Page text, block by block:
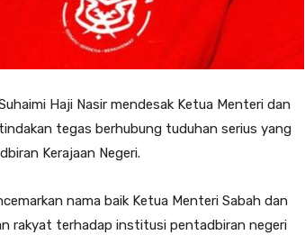
Haji Nasir mendesak Ketua Menteri dan
tegas berhubung tuduhan serius yang
Kerajaan Negeri.
nama baik Ketua Menteri Sabah dan
rakyat terhadap institusi pentadbiran negeri